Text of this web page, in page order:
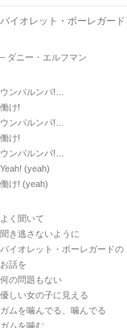
バイオレット・ボーレガード
– ダニー・エルフマン
ウンパルンパ!…
働け!
ウンパルンパ!…
働け!
ウンパルンパ!…
Yeah! (yeah)
働け! (yeah)
よく聞いて
聞き逃さないように
バイオレット・ボーレガードの
お話を
何の問題もない
優しい女の子に見える
ガムを噛んでる、噛んでる
ガムを噛む